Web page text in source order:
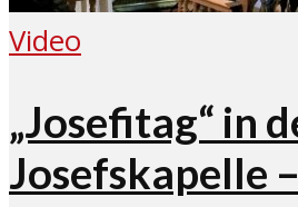
Video
„Josefitag“ in
Josefskapelle